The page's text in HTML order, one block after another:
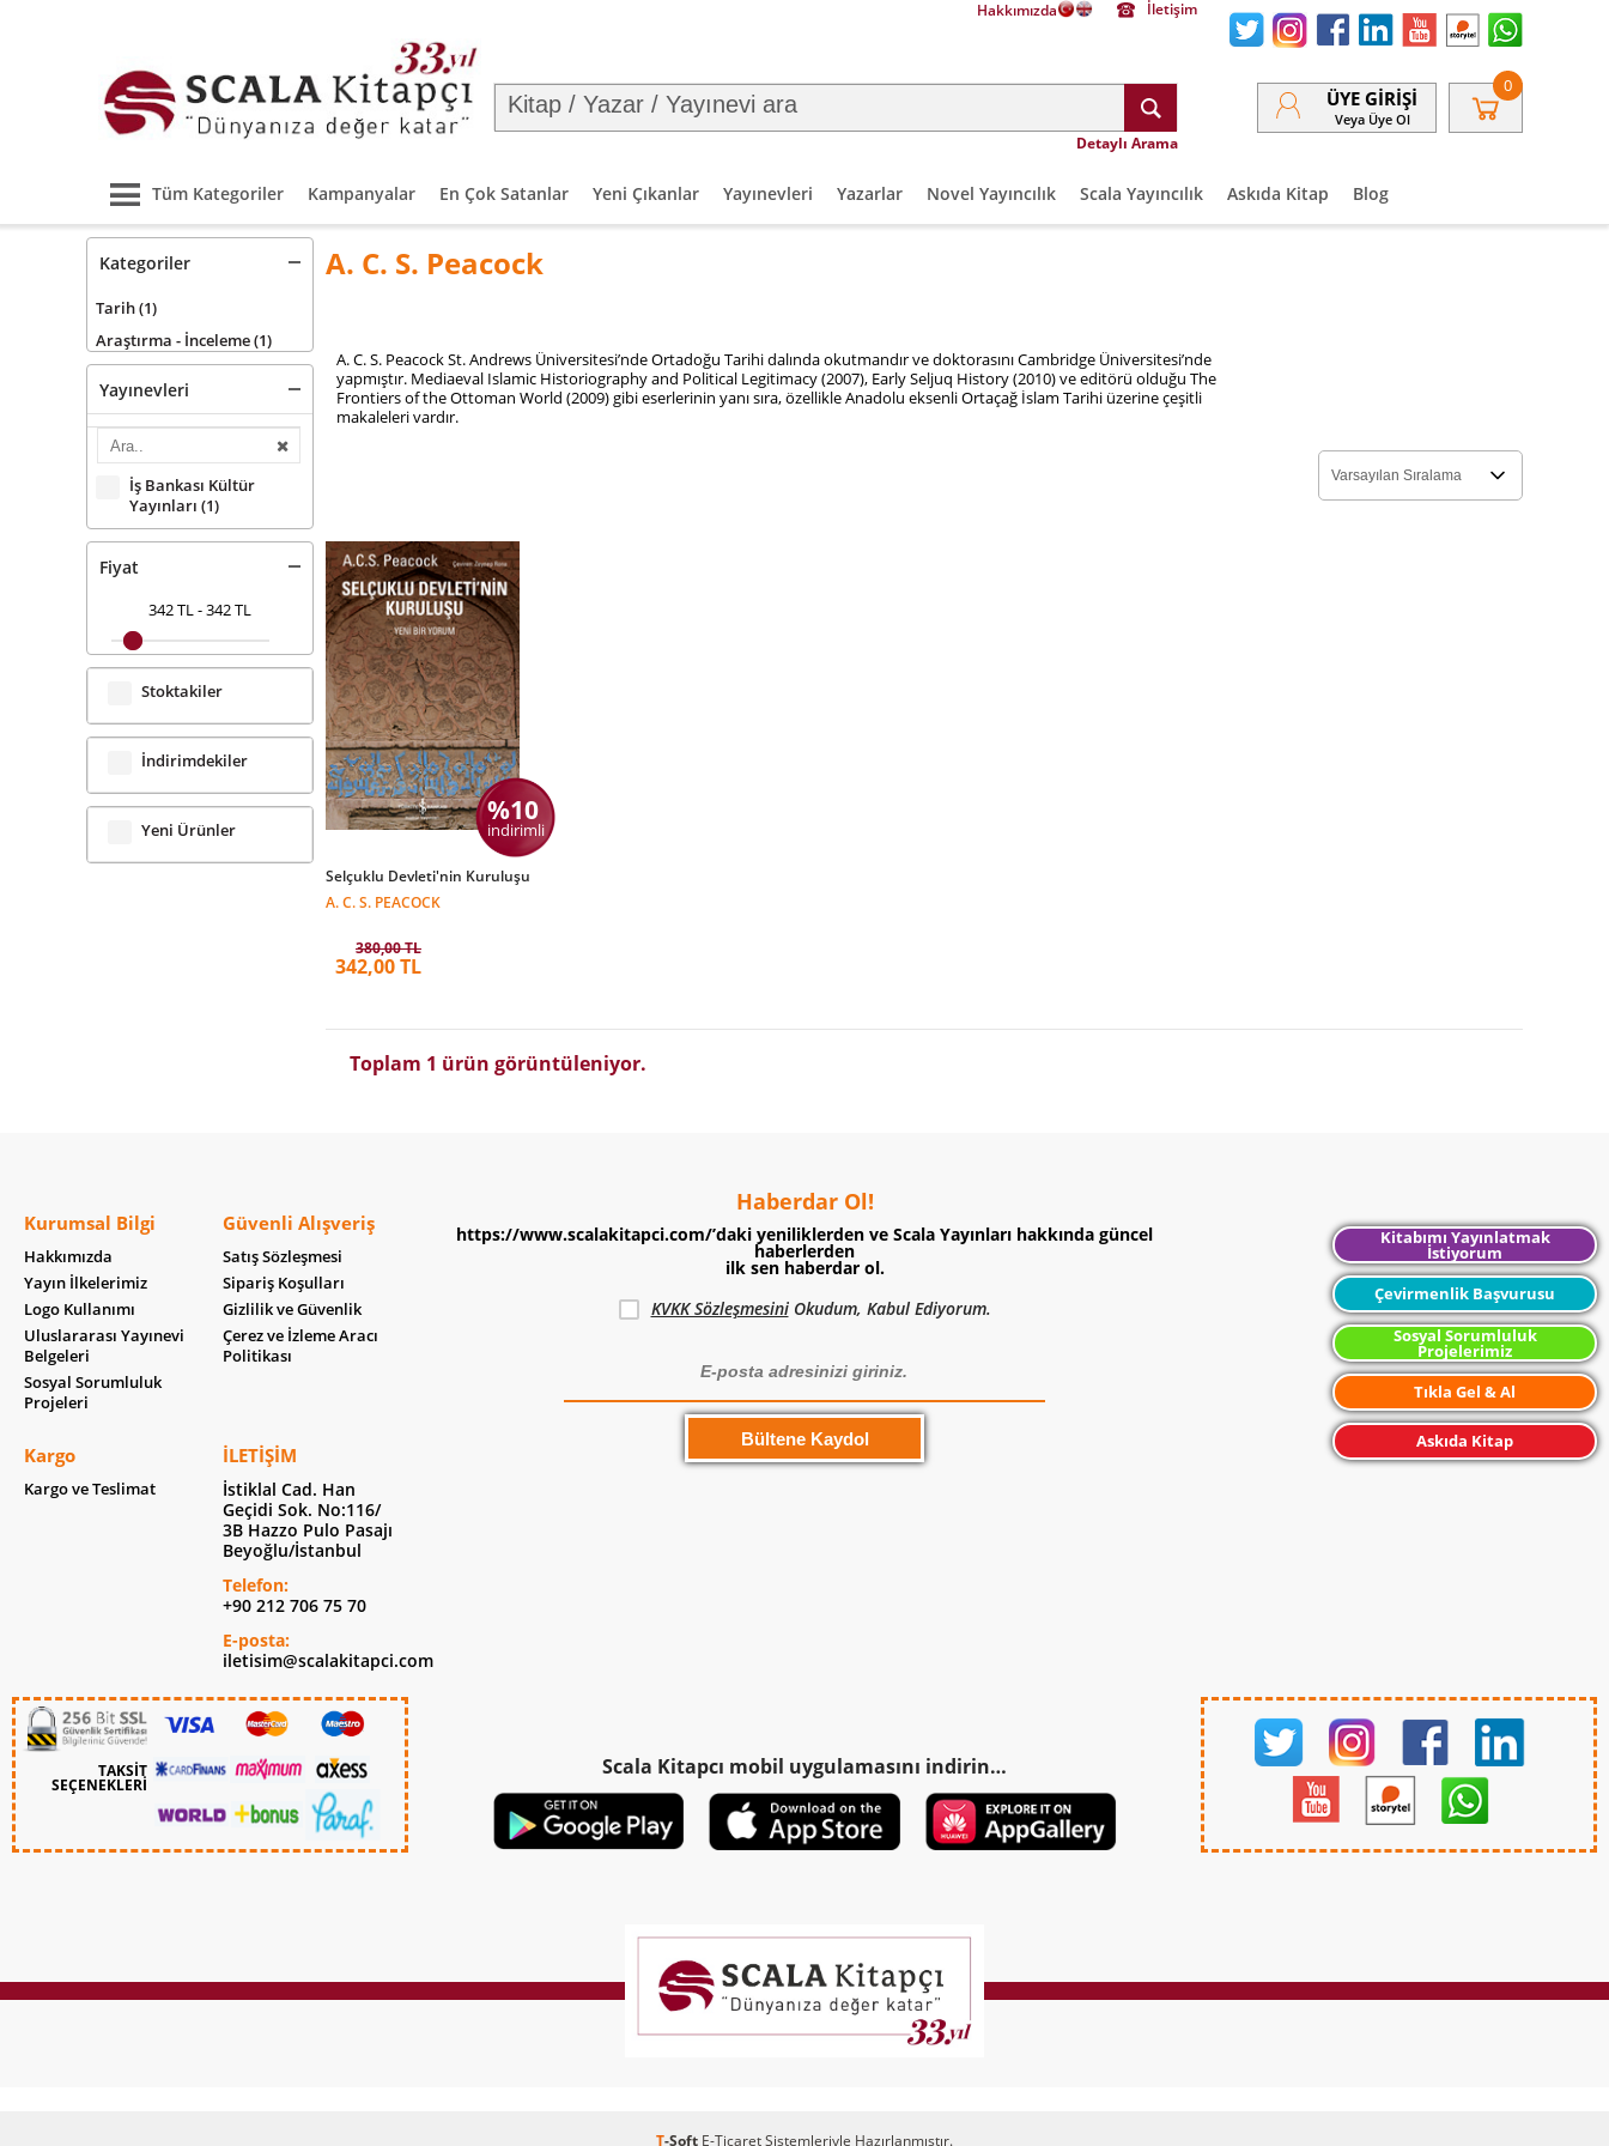
Hakkımızda İletişim
Detaylı Arama
ÜYE GIRIŞI
Veya Üye Ol
0
Tüm Kategoriler Kampanyalar En Çok Satanlar Yeni Çıkanlar Yayınevleri Yazarlar Novel Yayıncılık Scala Yayıncılık Askıda Kitap Blog
Kategoriler
Tarih(1)
Araştırma - İnceleme(1)
Yayınevleri
İş Bankası Kültür
Yayınları (1)
Fiyat
342 TL-342 TL
Stoktakiler
İndirimdekiler
Yeni Ürünler
A. C. S. Peacock
A. C. S. Peacock St. Andrews Üniversitesi’nde Ortadoğu Tarihi dalında okutmandır ve doktorasını Cambridge Üniversitesi’nde
yapmıştır. Mediaeval Islamic Historiography and Political Legitimacy (2007), Early Seljuq History (2010) ve editörü olduğu The
Frontiers of the Ottoman World (2009) gibi eserlerinin yanı sıra, özellikle Anadolu eksenli Ortaçağ İslam Tarihi üzerine çeşitli
makaleleri vardır.
%10
indirimli
Selçuklu Devleti'nin Kuruluşu
A. C. S. PEACOCK
380,00 TL
342,00 TL
Toplam 1 ürün görüntüleniyor.
Kurumsal Bilgi
Hakkımızda
Yayın İlkelerimiz
Logo Kullanımı
Uluslararası Yayınevi
Belgeleri
Sosyal Sorumluluk
Projeleri
Güvenli Alışveriş
Satış Sözleşmesi
Sipariş Koşulları
Gizlilik ve Güvenlik
Çerez ve İzleme Aracı
Politikası
Kargo
Kargo ve Teslimat
İLETIŞIM
İstiklal Cad. Han
Geçidi Sok. No:116/
3B Hazzo Pulo Pasajı
Beyoğlu/İstanbul
Telefon:
+90 212 706 75 70
E-posta:
iletisim@scalakitapci.com
TAKSİT
SEÇENEKLERİ
Haberdar Ol!
https://www.scalakitapci.com/’daki yeniliklerden ve Scala Yayınları hakkında güncel
haberlerden
ilk sen haberdar ol.
KVKK SözleşmesiniOkudum, Kabul Ediyorum.
Scala Kitapcı mobil uygulamasını indirin…
Kitabımı Yayınlatmak
İstiyorum
Çevirmenlik Başvurusu
Sosyal Sorumluluk
Projelerimiz
Tıkla Gel & Al
Askıda Kitap
T-Soft E-TicaretSistemleriyle Hazırlanmıştır.